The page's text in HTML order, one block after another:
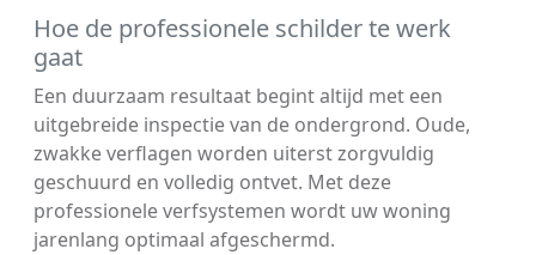
Hoe de professionele schilder te werk
gaat
Een duurzaam resultaat begint altijd met een
uitgebreide inspectie van de ondergrond. Oude,
zwakke verflagen worden uiterst zorgvuldig
geschuurd en volledig ontvet. Met deze
professionele verfsystemen wordt uw woning
jarenlang optimaal afgeschermd.